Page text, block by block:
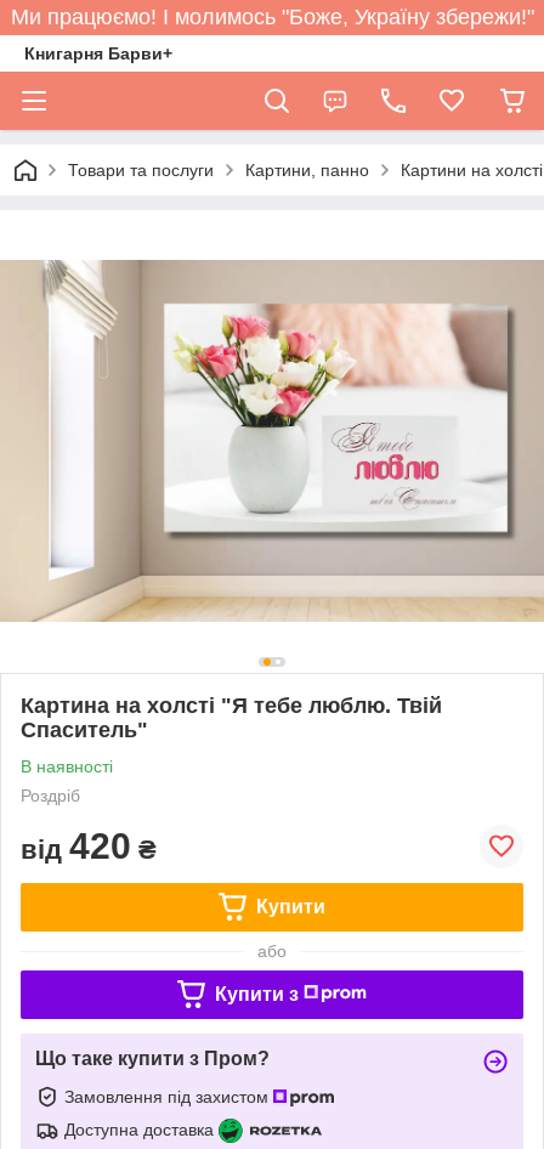
Ми працюємо! І молимось "Боже, Україну збережи!"
Книгарня Барви+
Товари та послуги Картини, панно Картини на
Картина на холсті "Я тебе люблю. Твій
Спаситель"
В наявності
Роздріб
від 420 ₴
Купити
або
Купити з
Що таке купити з Пром?
Замовлення під захистом
Доступна доставка